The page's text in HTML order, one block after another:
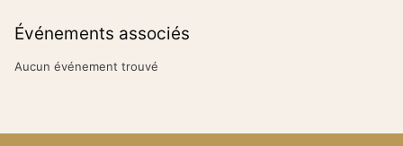
Événements associés
Aucun événement trouvé